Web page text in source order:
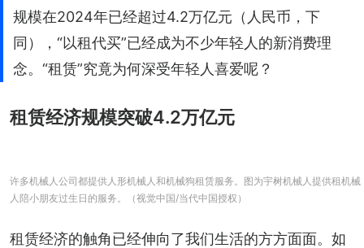
规模在2024年已经超过4.2万亿元（人民币，下
同），“以租代买”已经成为不少年轻人的新消费理
念。“租赁”究竟为何深受年轻人喜爱呢？
租赁经济规模突破4.2万亿元
许多机械人公司都提供人形机械人和机械狗租赁服务。图为宇树机械人提供租机械
人陪小朋友过生日的服务。（视觉中国/当代中国授权）
租赁经济的触角已经伸向了我们生活的方方面面。如